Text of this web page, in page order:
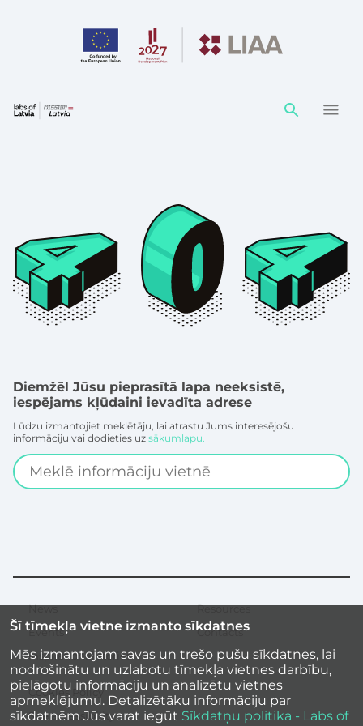
Action
element
Diemžēl Jūsu pieprasītā lapa neeksistē,
iespējams kļūdaini ievadīta adrese
Lūdzu izmantojiet meklētāju, lai atrastu Jums interesējošu
informāciju vai dodieties uz sākumlapu.
Search
Šī tīmekļa vietne izmanto sīkdatnes
Mēs izmantojam savas un trešo pušu sīkdatnes, lai
nodrošinātu un uzlabotu tīmekļa vietnes darbību,
pielāgotu informāciju un analizētu vietnes
apmeklējumu. Detalizētāku informāciju par
sīkdatnēm Jūs varat iegūt Sīkdatņu politika - Labs of
Secondary
menu
News
Events
Inspirational stories
Resources
Contacts
Cookies Policy
Site accessibility